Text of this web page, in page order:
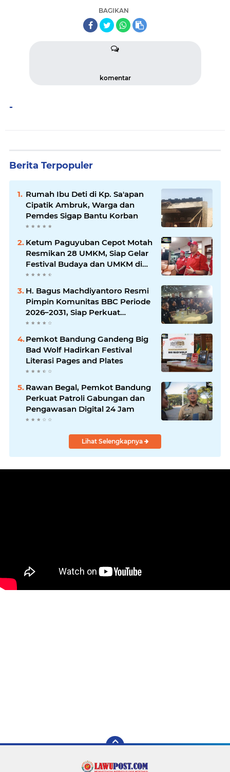
BAGIKAN
komentar
-
Berita Terpopuler
Rumah Ibu Deti di Kp. Sa'apan
Cipatik Ambruk, Warga dan
Pemdes Sigap Bantu Korban
Ketum Paguyuban Cepot Motah
Resmikan 28 UMKM, Siap Gelar
Festival Budaya dan UMKM di
Jalan Braga
H. Bagus Machdiyantoro Resmi
Pimpin Komunitas BBC Periode
2026–2031, Siap Perkuat
Solidaritas dan Hadirkan
Program Nyata untuk
Masyarakat
Pemkot Bandung Gandeng Big
Bad Wolf Hadirkan Festival
Literasi Pages and Plates
Rawan Begal, Pemkot Bandung
Perkuat Patroli Gabungan dan
Pengawasan Digital 24 Jam
Lihat Selengkapnya